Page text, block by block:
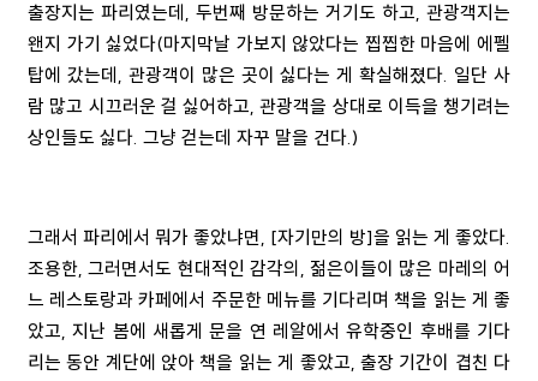
출장지는 파리였는데, 두번째 방문하는 거기도 하고, 관광객지는
왠지 가기 싫었다(마지막날 가보지 않았다는 찝찝한 마음에 에펠
탑에 갔는데, 관광객이 많은 곳이 싫다는 게 확실해졌다. 일단 사
람 많고 시끄러운 걸 싫어하고, 관광객을 상대로 이득을 챙기려는
상인들도 싫다. 그냥 걷는데 자꾸 말을 건다.)
그래서 파리에서 뭐가 좋았냐면, [자기만의 방]을 읽는 게 좋았다.
조용한, 그러면서도 현대적인 감각의, 젊은이들이 많은 마레의 어
느 레스토랑과 카페에서 주문한 메뉴를 기다리며 책을 읽는 게 좋
았고, 지난 봄에 새롭게 문을 연 레알에서 유학중인 후배를 기다
리는 동안 계단에 앉아 책을 읽는 게 좋았고, 출장 기간이 겹친 다